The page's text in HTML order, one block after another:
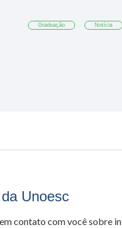
Graduação Notícia
Unoesc
contato com você sobre